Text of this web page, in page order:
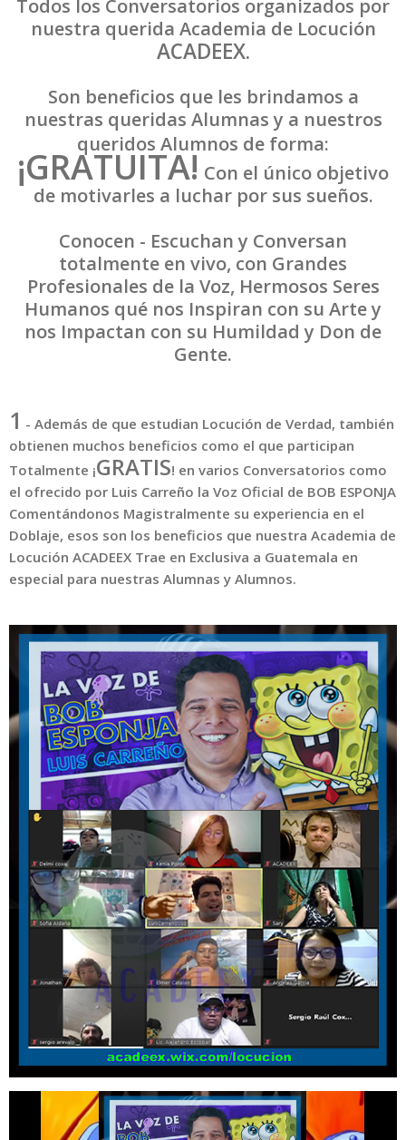
Todos los Conversatorios organizados por
nuestra querida Academia de Locución
ACADEEX.
Son beneficios que les brindamos a
nuestras queridas Alumnas y a nuestros
queridos Alumnos de forma:
¡GRATUITA! Con el único objetivo
de motivarles a luchar por sus sueños.
Conocen - Escuchan y Conversan
totalmente en vivo, con Grandes
Profesionales de la Voz, Hermosos Seres
Humanos qué nos Inspiran con su Arte y
nos Impactan con su Humildad y Don de
Gente.
1 - Además de que estudian Locución de Verdad, también
obtienen muchos beneficios como el que participan
Totalmente ¡GRATIS! en varios Conversatorios como
el ofrecido por Luis Carreño la Voz Oficial de BOB ESPONJA
Comentándonos Magistralmente su experiencia en el
Doblaje, esos son los beneficios que nuestra Academia de
Locución ACADEEX Trae en Exclusiva a Guatemala en
especial para nuestras Alumnas y Alumnos.